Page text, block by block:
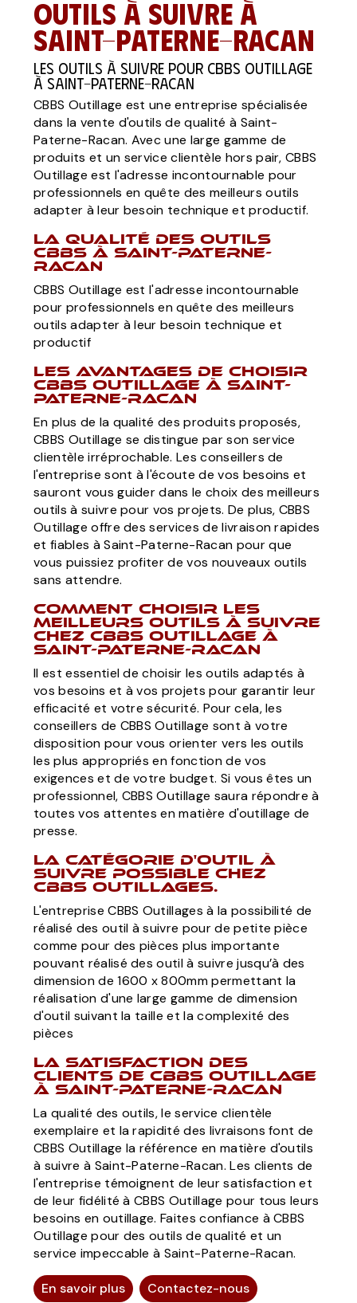
Outils à suivre à
Saint-Paterne-Racan
Les outils à suivre pour CBBS Outillage
à Saint-Paterne-Racan
CBBS Outillage est une entreprise spécialisée
dans la vente d'outils de qualité à Saint-
Paterne-Racan. Avec une large gamme de
produits et un service clientèle hors pair, CBBS
Outillage est l'adresse incontournable pour
professionnels en quête des meilleurs outils
adapter à leur besoin technique et productif.
La qualité des outils
CBBS à Saint-Paterne-
Racan
CBBS Outillage est l'adresse incontournable
pour professionnels en quête des meilleurs
outils adapter à leur besoin technique et
productif
Les avantages de choisir
CBBS Outillage à Saint-
Paterne-Racan
En plus de la qualité des produits proposés,
CBBS Outillage se distingue par son service
clientèle irréprochable. Les conseillers de
l'entreprise sont à l'écoute de vos besoins et
sauront vous guider dans le choix des meilleurs
outils à suivre pour vos projets. De plus, CBBS
Outillage offre des services de livraison rapides
et fiables à Saint-Paterne-Racan pour que
vous puissiez profiter de vos nouveaux outils
sans attendre.
Comment choisir les
meilleurs outils à suivre
chez CBBS Outillage à
Saint-Paterne-Racan
Il est essentiel de choisir les outils adaptés à
vos besoins et à vos projets pour garantir leur
efficacité et votre sécurité. Pour cela, les
conseillers de CBBS Outillage sont à votre
disposition pour vous orienter vers les outils
les plus appropriés en fonction de vos
exigences et de votre budget. Si vous êtes un
professionnel, CBBS Outillage saura répondre à
toutes vos attentes en matière d'outillage de
presse.
La catégorie d'outil à
suivre possible chez
CBBS Outillages.
L'entreprise CBBS Outillages à la possibilité de
réalisé des outil à suivre pour de petite pièce
comme pour des pièces plus importante
pouvant réalisé des outil à suivre jusqu’à des
dimension de 1600 x 800mm permettant la
réalisation d'une large gamme de dimension
d'outil suivant la taille et la complexité des
pièces
La satisfaction des
clients de CBBS Outillage
à Saint-Paterne-Racan
La qualité des outils, le service clientèle
exemplaire et la rapidité des livraisons font de
CBBS Outillage la référence en matière d'outils
à suivre à Saint-Paterne-Racan. Les clients de
l'entreprise témoignent de leur satisfaction et
de leur fidélité à CBBS Outillage pour tous leurs
besoins en outillage. Faites confiance à CBBS
Outillage pour des outils de qualité et un
service impeccable à Saint-Paterne-Racan.
En savoir plus Contactez-nous